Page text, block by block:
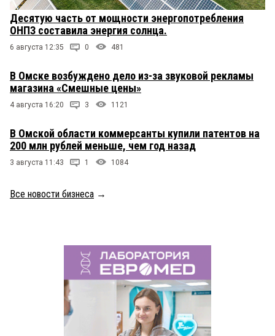
Десятую часть от мощности энергопотребления
ОНПЗ составила энергия солнца.
6 августа 12:35 0 481
В Омске возбуждено дело из-за звуковой рекламы
магазина «Смешные цены»
4 августа 16:20 3 1121
В Омской области коммерсанты купили патентов на
200 млн рублей меньше, чем год назад
3 августа 11:43 1 1084
Все новости бизнеса →